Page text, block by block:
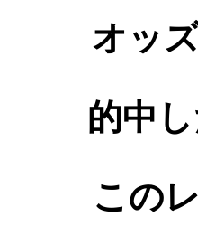
オッ
的中
この